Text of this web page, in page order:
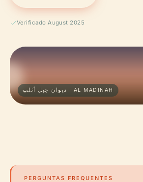
Verificado August 2025
ديوان جبل أثلب · AL MADINAH
PERGUNTAS FREQUENTES